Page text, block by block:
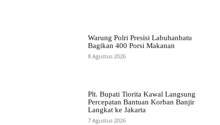
Warung Polri Presisi Labuhanbatu
Bagikan 400 Porsi Makanan
8 Agustus 2026
Plt. Bupati Tiorita Kawal Langsung
Percepatan Bantuan Korban Banjir
Langkat ke Jakarta
7 Agustus 2026